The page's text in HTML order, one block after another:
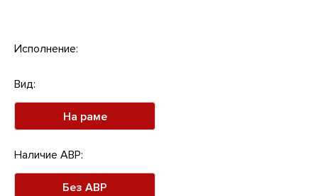
Исполнение:
Вид:
На раме
Наличие АВР:
Без АВР